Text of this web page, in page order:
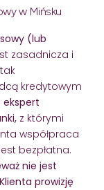
w Mińsku
(lub
zasadnicza i
kredytowym
ekspert
z którymi
współpraca
bezpłatna.
nie jest
prowizję